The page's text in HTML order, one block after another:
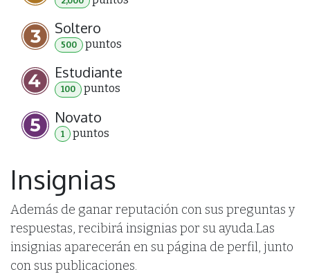
Soltero
500 puntos
Estudiante
100 puntos
Novato
1 puntos
Insignias
Además de ganar reputación con sus preguntas y
respuestas, recibirá insignias por su ayuda.Las
insignias aparecerán en su página de perfil, junto
con sus publicaciones.